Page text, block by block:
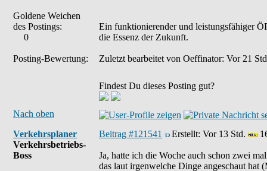
Goldene Weichen
des Postings:
0
Posting-Bewertung:
Ein funktionierender und leistungsfähiger
die Essenz der Zukunft.
Zuletzt bearbeitet von Oeffinator: Vor 21
Findest Du dieses Posting gut?
Nach oben
Verkehrsplaner
Verkehrsbetriebs-
Boss
Beitrag #121541 Erstellt: Vor 13 Std.
Ja, hatte ich die Woche auch schon zwei
das laut irgenwelche Dinge angeschaut hat